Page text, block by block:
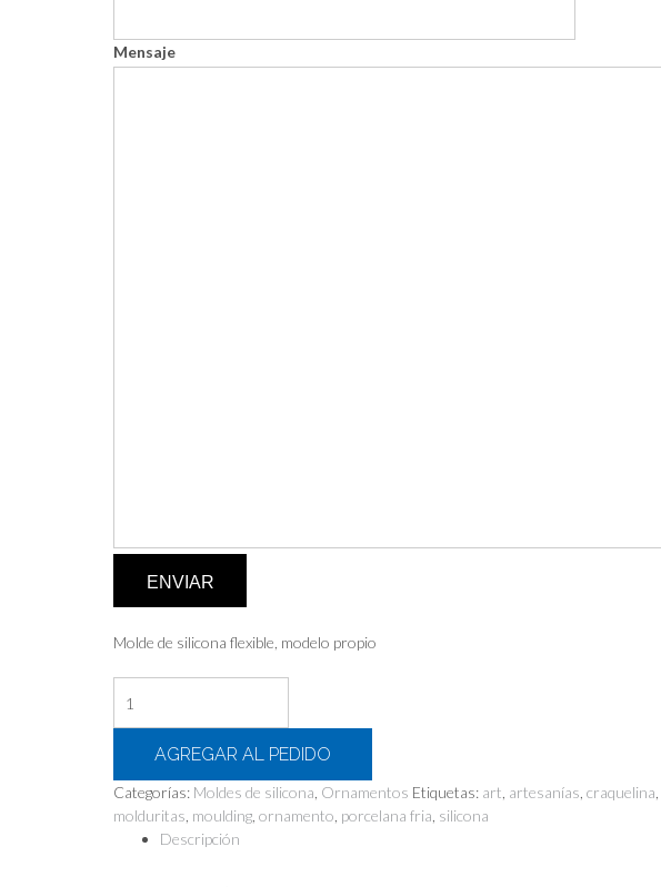
Mensaje
ENVIAR
Molde de silicona flexible, modelo propio
ANTHONY
cantidad
AGREGAR AL PEDIDO
Categorías: Moldes de silicona Ornamentos Etiquetas: art artesanías craquelina
molduritas moulding ornamento porcelana fria silicona
Descripción